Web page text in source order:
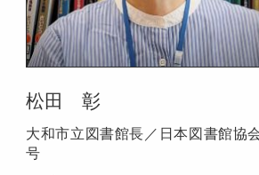
松田 彰
大和市立図書館長／日本図書館協
号